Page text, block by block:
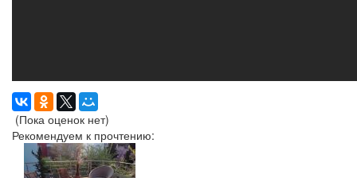
(Пока оценок нет)
Рекомендуем к прочтению: